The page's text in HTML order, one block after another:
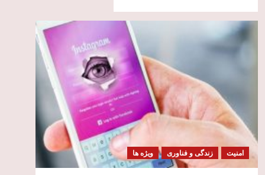
امنیت زندگی و فناوری ویژه ها